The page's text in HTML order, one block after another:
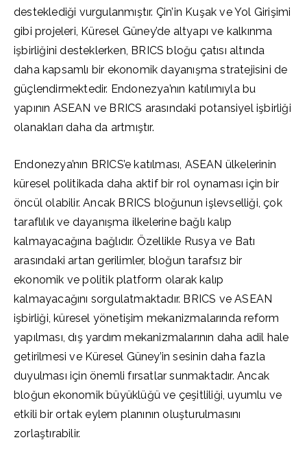
desteklediği vurgulanmıştır. Çin’in Kuşak ve Yol Girişimi
gibi projeleri, Küresel Güney’de altyapı ve kalkınma
işbirliğini desteklerken, BRICS bloğu çatısı altında
daha kapsamlı bir ekonomik dayanışma stratejisini de
güçlendirmektedir. Endonezya’nın katılımıyla bu
yapının ASEAN ve BRICS arasındaki potansiyel işbirliği
olanakları daha da artmıştır.
Endonezya’nın BRICS’e katılması, ASEAN ülkelerinin
küresel politikada daha aktif bir rol oynaması için bir
öncül olabilir. Ancak BRICS bloğunun işlevselliği, çok
taraflılık ve dayanışma ilkelerine bağlı kalıp
kalmayacağına bağlıdır. Özellikle Rusya ve Batı
arasındaki artan gerilimler, bloğun tarafsız bir
ekonomik ve politik platform olarak kalıp
kalmayacağını sorgulatmaktadır. BRICS ve ASEAN
işbirliği, küresel yönetişim mekanizmalarında reform
yapılması, dış yardım mekanizmalarının daha adil hale
getirilmesi ve Küresel Güney’in sesinin daha fazla
duyulması için önemli fırsatlar sunmaktadır. Ancak
bloğun ekonomik büyüklüğü ve çeşitliliği, uyumlu ve
etkili bir ortak eylem planının oluşturulmasını
zorlaştırabilir.